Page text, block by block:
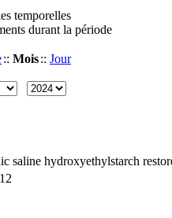
temporelles
durant la période
:: Mois:: Jour
saline hydroxyethylstarch